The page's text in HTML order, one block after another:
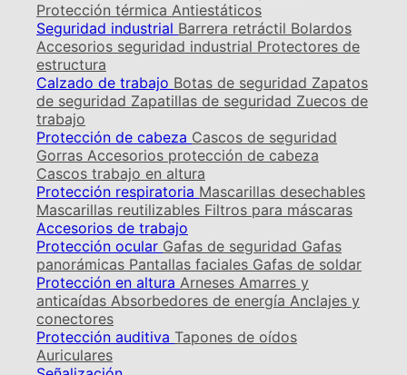
Protección térmica Antiestáticos
Seguridad industrial Barrera retráctil Bolardos
Accesorios seguridad industrial Protectores de
estructura
Calzado de trabajo Botas de seguridad Zapatos
de seguridad Zapatillas de seguridad Zuecos de
trabajo
Protección de cabeza Cascos de seguridad
Gorras Accesorios protección de cabeza
Cascos trabajo en altura
Protección respiratoria Mascarillas desechables
Mascarillas reutilizables Filtros para máscaras
Accesorios de trabajo
Protección ocular Gafas de seguridad Gafas
panorámicas Pantallas faciales Gafas de soldar
Protección en altura Arneses Amarres y
anticaídas Absorbedores de energía Anclajes y
conectores
Protección auditiva Tapones de oídos
Auriculares